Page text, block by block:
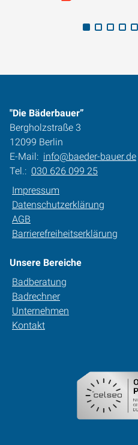
"Die Bäderbauer”
Bergholzstraße 3
12099 Berlin
E-Mail: info@baeder-bauer.de
Tel.: 030 626 099 25
Impressum
Datenschutzerklärung
AGB
Barrierefreiheitserklärung
Unsere Bereiche
Badberatung
Badrechner
Unternehmen
Kontakt